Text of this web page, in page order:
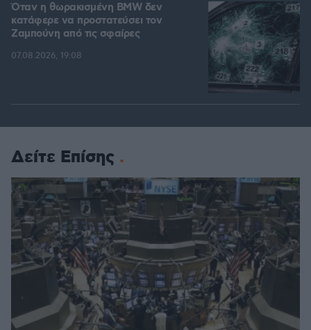
Όταν η θωρακισμένη BMW δεν
κατάφερε να προστατεύσει τον
Ζαμπούνη από τις σφαίρες
07.08.2026, 19:08
Δείτε Επίσης